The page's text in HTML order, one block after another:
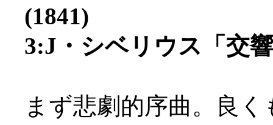
(1841)
3:J・シベリウス「交
まず悲劇的序曲。良